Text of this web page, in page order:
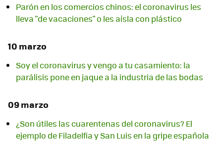
Parón en los comercios chinos: el coronavirus les
lleva "de vacaciones" o les aísla con plástico
10 marzo
Soy el coronavirus y vengo a tu casamiento: la
parálisis pone en jaque a la industria de las bodas
09 marzo
¿Son útiles las cuarentenas del coronavirus? El
ejemplo de Filadelfia y San Luis en la gripe española